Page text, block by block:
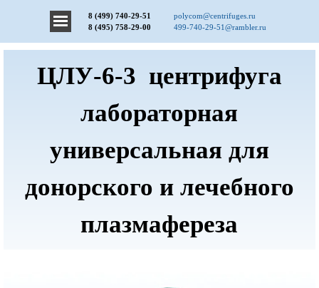
8 (499) 740-29-51
8 (495) 758-29-00
polycom@centrifuges.ru
499-740-29-51@rambler.ru
ЦЛУ-6-3 центрифуга
лабораторная
универсальная для
донорского и лечебного
плазмафереза